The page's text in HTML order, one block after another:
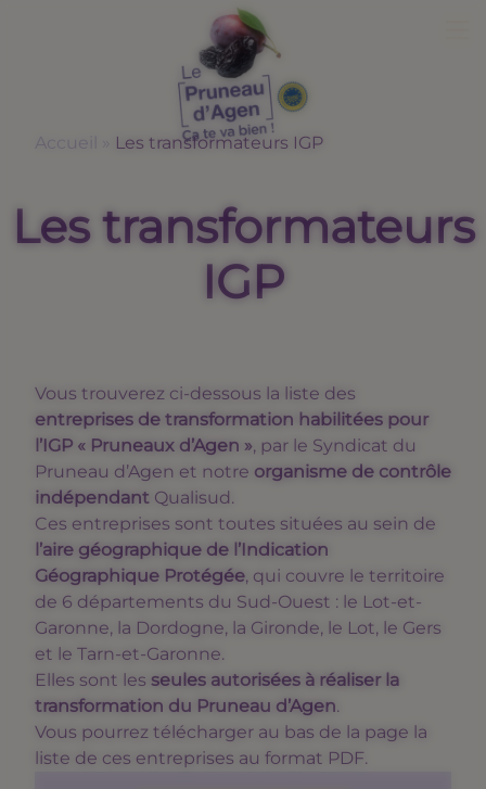
Accueil Les transformateurs IGP
Les transformateurs
IGP
Vous trouverez ci-dessous la liste des
entreprises de transformation habilitées pour
l’IGP « Pruneaux d’Agen », par le Syndicat du
Pruneau d’Agen et notre organisme de contrôle
indépendantQualisud.
Ces entreprises sont toutes situées au sein de
l’aire géographique de l’Indication
Géographique Protégée, qui couvre le territoire
de 6 départements du Sud-Ouest : le Lot-et-
Garonne, la Dordogne, la Gironde, le Lot, le Gers
et le Tarn-et-Garonne.
Elles sont les seules autorisées à réaliser la
transformation du Pruneau d’Agen.
Vous pourrez télécharger au bas de la page la
liste de ces entreprises au format PDF.